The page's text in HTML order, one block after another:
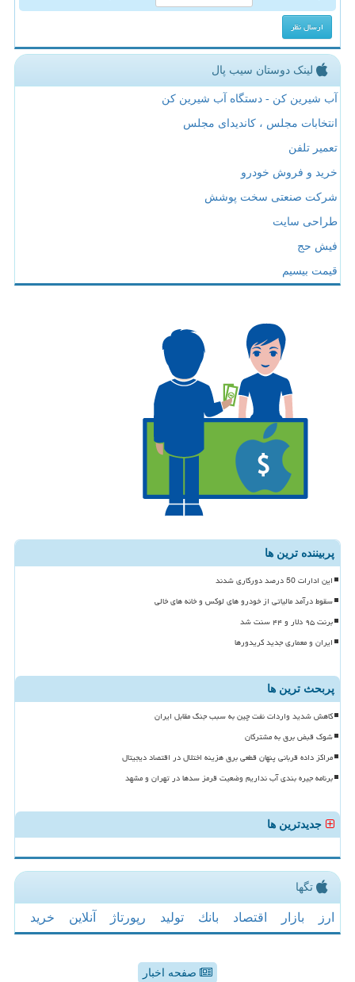
لینک دوستان سیب پال
آب شیرین کن - دستگاه آب شیرین کن
انتخابات مجلس ، کاندیدای مجلس
تعمیر تلفن
خرید و فروش خودرو
شرکت صنعتی سخت پوشش
طراحی سایت
فیش حج
قیمت بیسیم
پربیننده ترین ها
این ادارات 50 درصد دورکاری شدند
سقوط درآمد مالیاتی از خودرو های لوکس و خانه های خالی
برنت ۹۵ دلار و ۴۴ سنت شد
ایران و معماری جدید کریدورها
پربحث ترین ها
کاهش شدید واردات نفت چین به سبب جنگ مقابل ایران
شوک قبض برق به مشترکان
مراکز داده قربانی پنهان قطعی برق هزینه اختلال در اقتصاد دیجیتال
برنامه جیره بندی آب نداریم وضعیت قرمز سدها در تهران و مشهد
جدیدترین ها
تگها
ارز بازار اقتصاد بانك تولید رپورتاژ آنلاین خرید
صفحه اخبار